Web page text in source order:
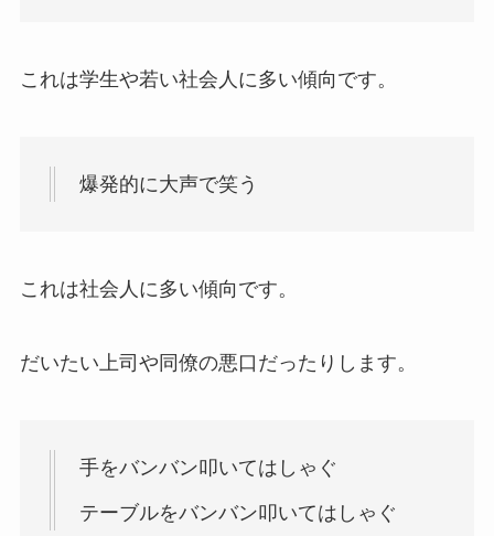
これは学生や若い社会人に多い傾向です。
爆発的に大声で笑う
これは社会人に多い傾向です。
だいたい上司や同僚の悪口だったりします。
手をバンバン叩いてはしゃぐ
テーブルをバンバン叩いてはしゃぐ